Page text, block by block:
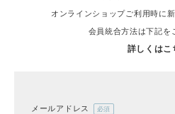
新規会
オンラインショップご利用時に
会員統合方法は下記を
詳しくはこ
メールアドレス